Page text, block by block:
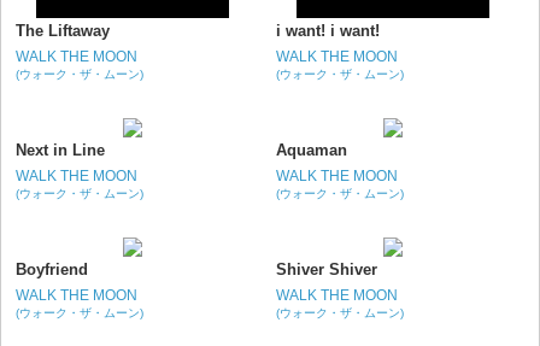
The Liftaway
WALK THE MOON
(ウォーク・ザ・ムーン)
i want! i want!
WALK THE MOON
(ウォーク・ザ・ムーン)
Next in Line
WALK THE MOON
(ウォーク・ザ・ムーン)
Aquaman
WALK THE MOON
(ウォーク・ザ・ムーン)
Boyfriend
WALK THE MOON
(ウォーク・ザ・ムーン)
Shiver Shiver
WALK THE MOON
(ウォーク・ザ・ムーン)